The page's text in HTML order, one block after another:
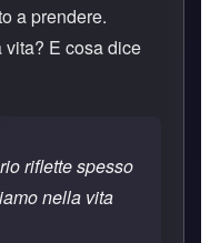
a prendere.
E cosa dice
riflette spesso
nella vita